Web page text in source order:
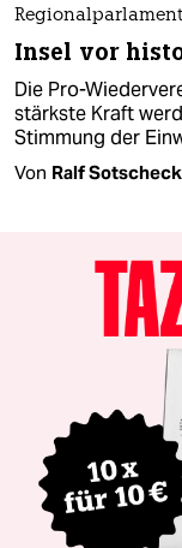
Insel vor
Die Pro-
stärkste Kraft
Stimmung der
Von Ralf Sotscheck